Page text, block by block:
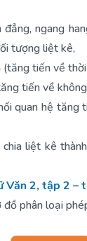
ngang
tượng liệt kê,
tiến về
tiến về
quan hệ tăng
liệt kê
Văn 2, tập 2 –
đồ phân loại